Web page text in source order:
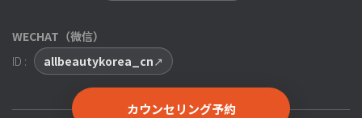
WECHAT（微信）
ID :
allbeautykorea_cn
カウンセリング予約